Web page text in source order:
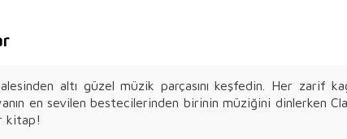
altı güzel müzik parçasını keşfedin. Her zarif
en sevilen bestecilerinden birinin müziğini dinlerken
kitap!